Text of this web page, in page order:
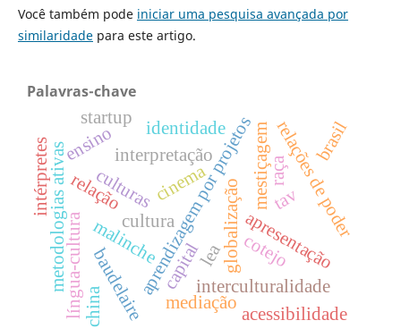
Você também pode iniciar uma pesquisa avançada por
similaridadepara este artigo.
Palavras-chave
apresentação
aprendizagem por projetos
cultura globalização
cinema
interculturalidade
culturas
mediação
relação
baudelaire lea
metodologias ativas interpretação
malinche
relações de poder
mestiçagem
identidade
língua-cultura
ensino
intérpretes
acessibilidade
tav
cotejo
capital
raça
startup
brasil
china